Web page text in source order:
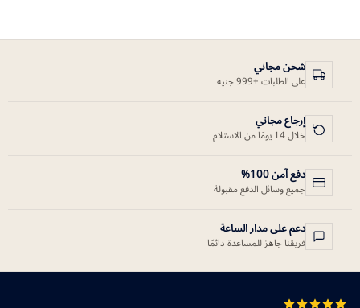
شحن مجاني
على الطلبات +999 جنيه
إرجاع مجاني
خلال 14 يومًا من الاستلام
دفع آمن 100%
جميع وسائل الدفع مقبولة
دعم على مدار الساعة
فريقنا جاهز للمساعدة دائمًا